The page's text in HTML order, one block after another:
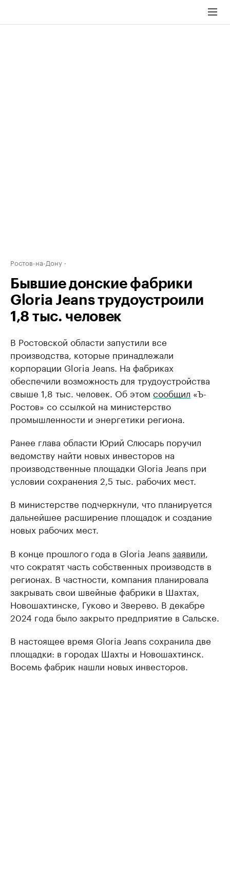
Ростов-на-Дону
Бывшие донские фабрики
Gloria Jeans трудоустроили
1,8 тыс. человек
В Ростовской области запустили все
производства, которые принадлежали
корпорации Gloria Jeans. На фабриках
обеспечили возможность для трудоустройства
свыше 1,8 тыс. человек. Об этом сообщил «Ъ-
Ростов» со ссылкой на министерство
промышленности и энергетики региона.
Ранее глава области Юрий Слюсарь поручил
ведомству найти новых инвесторов на
производственные площадки Gloria Jeans при
условии сохранения 2,5 тыс. рабочих мест.
В министерстве подчеркнули, что планируется
дальнейшее расширение площадок и создание
новых рабочих мест.
В конце прошлого года в Gloria Jeansзаявили
что сократят часть собственных производств в
регионах. В частности, компания планировала
закрывать свои швейные фабрики в Шахтах,
Новошахтинске, Гуково и Зверево. В декабре
2024 года было закрыто предприятие в Сальске.
В настоящее время Gloria Jeans сохранила две
площадки: в городах Шахты и Новошахтинск.
Восемь фабрик нашли новых инвесторов.